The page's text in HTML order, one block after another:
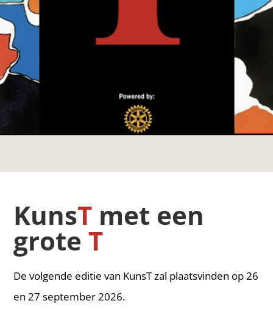
KunsT met een
groteT
De volgende editie van KunsT zal plaatsvinden op 26
en 27 september 2026.